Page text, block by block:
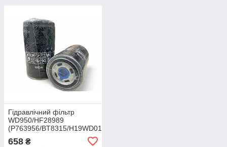
Гідравлічний фільтр
WD950/HF28989
(P763956/BT8315/H19WD01/HC
658 ₴